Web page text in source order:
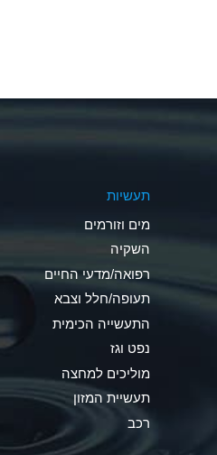
D
D
A
B
תעשיות
מים וזורמים
השקיה
רפואה/מדעי החיים
תעופה/חלל וצבא
התעשייה הכימית
נפט וגז
מוליכים למחצה
תעשיית המזון
רכב